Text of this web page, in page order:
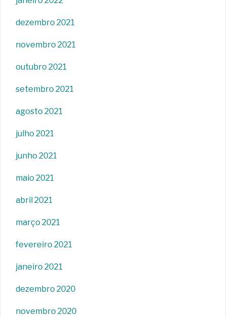
dezembro 2021
novembro 2021
outubro 2021
setembro 2021
agosto 2021
julho 2021
junho 2021
maio 2021
abril 2021
março 2021
fevereiro 2021
janeiro 2021
dezembro 2020
novembro 2020